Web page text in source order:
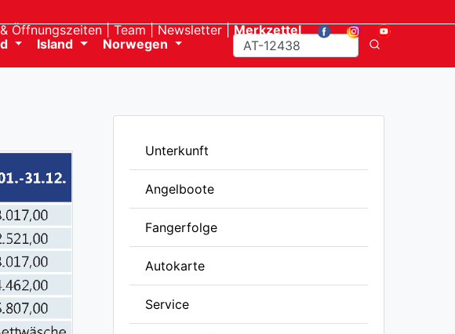
& Öffnungszeiten Team Newsletter
Merkzettel
Island Norwegen
Unterkunft
Angelboote
Fangerfolge
Autokarte
Service